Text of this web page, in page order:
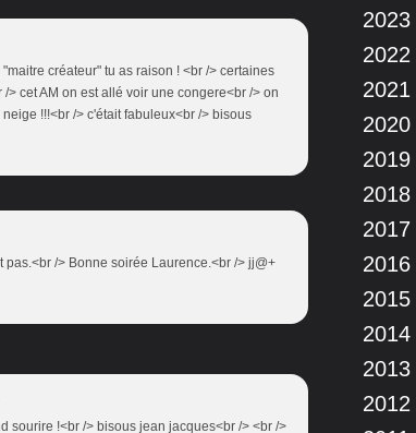
créateur" tu as raison ! <br /> certaines
cet AM on est allé voir une congere<br /> on
!!!<br /> c'était fabuleux<br /> bisous
/> Bonne soirée Laurence.<br /> jj@+
sourire !<br /> bisous jean jacques<br /> <br />
2023
2022
2021
2020
2019
2018
2017
2016
2015
2014
2013
2012